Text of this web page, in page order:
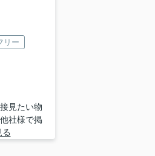
リー
見たい物
社様で掲
る